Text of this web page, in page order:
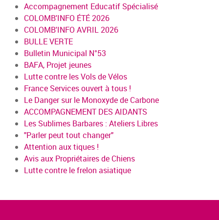
Accompagnement Educatif Spécialisé
COLOMB'INFO ÉTÉ 2026
COLOMB'INFO AVRIL 2026
BULLE VERTE
Bulletin Municipal N°53
BAFA, Projet jeunes
Lutte contre les Vols de Vélos
France Services ouvert à tous !
Le Danger sur le Monoxyde de Carbone
ACCOMPAGNEMENT DES AIDANTS
Les Sublimes Barbares : Ateliers Libres
"Parler peut tout changer"
Attention aux tiques !
Avis aux Propriétaires de Chiens
Lutte contre le frelon asiatique